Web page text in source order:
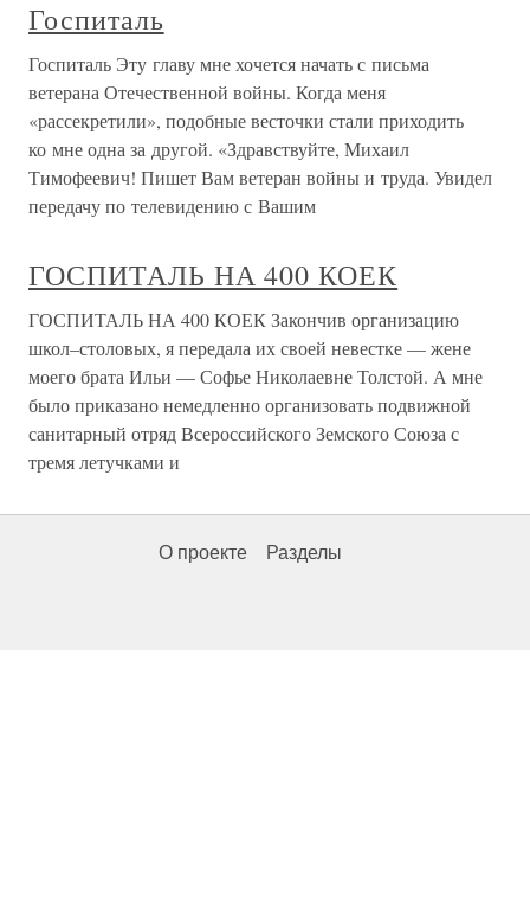
Госпиталь
Госпиталь Эту главу мне хочется начать с письма
ветерана Отечественной войны. Когда меня
«рассекретили», подобные весточки стали приходить
ко мне одна за другой. «Здравствуйте, Михаил
Тимофеевич! Пишет Вам ветеран войны и труда. Увидел
передачу по телевидению с Вашим
ГОСПИТАЛЬ НА 400 КОЕК
ГОСПИТАЛЬ НА 400 КОЕК Закончив организацию
школ–столовых, я передала их своей невестке — жене
моего брата Ильи — Софье Николаевне Толстой. А мне
было приказано немедленно организовать подвижной
санитарный отряд Всероссийского Земского Союза с
тремя летучками и
О проекте Разделы